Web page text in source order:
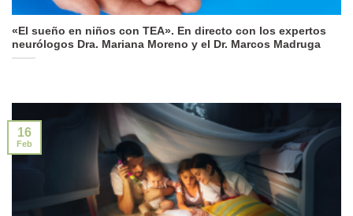
«El sueño en niños con TEA». En directo con los expertos
neurólogos Dra. Mariana Moreno y el Dr. Marcos Madruga
16
Feb